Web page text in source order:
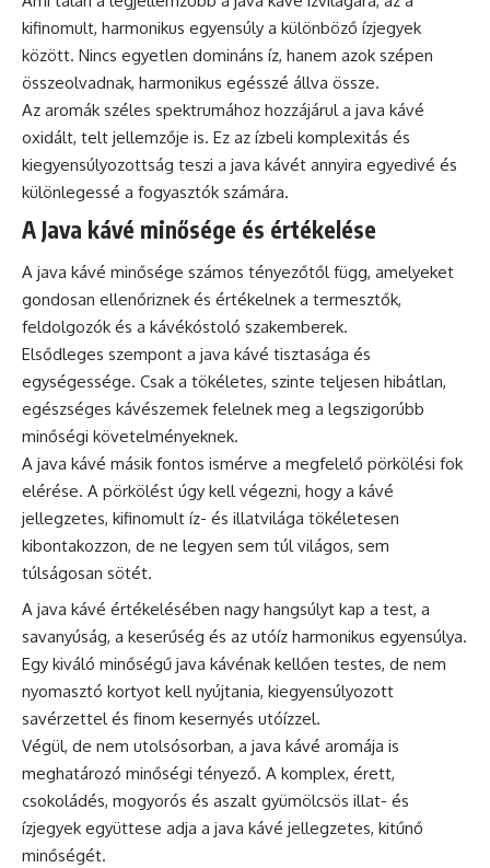
kifinomult, harmonikus egyensúly a különböző ízjegyek
között. Nincs egyetlen domináns íz, hanem azok szépen
összeolvadnak, harmonikus egésszé állva össze.
Az aromák széles spektrumához hozzájárul a java kávé
oxidált, telt jellemzője is. Ez az ízbeli komplexitás és
kiegyensúlyozottság teszi a java kávét annyira egyedivé és
különlegessé a fogyasztók számára.
A Java kávé minősége és értékelése
A java kávé minősége számos tényezőtől függ, amelyeket
gondosan ellenőriznek és értékelnek a termesztők,
feldolgozók és a kávékóstoló szakemberek.
Elsődleges szempont a java kávé tisztasága és
egységessége. Csak a tökéletes, szinte teljesen hibátlan,
egészséges kávészemek felelnek meg a legszigorúbb
minőségi követelményeknek.
A java kávé másik fontos ismérve a megfelelő pörkölési fok
elérése. A pörkölést úgy kell végezni, hogy a kávé
jellegzetes, kifinomult íz- és illatvilága tökéletesen
kibontakozzon, de ne legyen sem túl világos, sem
túlságosan sötét.
A java kávé értékelésében nagy hangsúlyt kap a test, a
savanyúság, a keserűség és az utóíz harmonikus egyensúlya.
Egy kiváló minőségű java kávénak kellően testes, de nem
nyomasztó kortyot kell nyújtania, kiegyensúlyozott
savérzettel és finom kesernyés utóízzel.
Végül, de nem utolsósorban, a java kávé aromája is
meghatározó minőségi tényező. A komplex, érett,
csokoládés, mogyorós és aszalt gyümölcsös illat- és
ízjegyek együttese adja a java kávé jellegzetes, kitűnő
minőségét.